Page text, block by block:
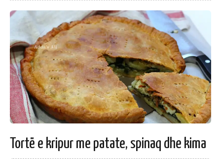
Tortë e kripur me patate, spinaq dhe kima